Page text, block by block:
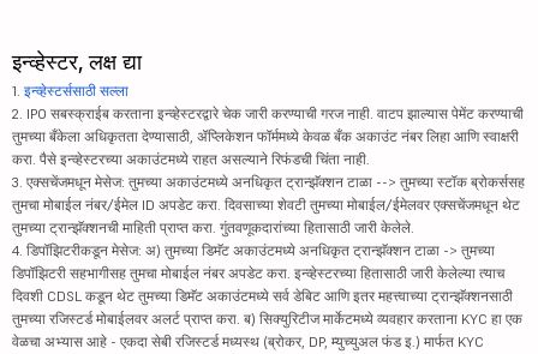
इन्व्हेस्टर, लक्ष द्या
1. इन्व्हेस्टर्ससाठी सल्ला
2. IPO सबस्क्राईब करताना इन्व्हेस्टरद्वारे चेक जारी करण्याची गरज नाही. वाटप झाल्यास पेमेंट करण्याची
तुमच्या बँकेला अधिकृतता देण्यासाठी, ॲप्लिकेशन फॉर्ममध्ये केवळ बँक अकाउंट नंबर लिहा आणि स्वाक्षरी
करा. पैसे इन्व्हेस्टरच्या अकाउंटमध्ये राहत असल्याने रिफंडची चिंता नाही.
3. एक्सचेंजमधून मेसेज: तुमच्या अकाउंटमध्ये अनधिकृत ट्रान्झॅक्शन टाळा --> तुमच्या स्टॉक ब्रोकर्ससह
तुमचा मोबाईल नंबर/ईमेल ID अपडेट करा. दिवसाच्या शेवटी तुमच्या मोबाईल/ईमेलवर एक्सचेंजमधून थेट
तुमच्या ट्रान्झॅक्शनची माहिती प्राप्त करा. गुंतवणूकदारांच्या हितासाठी जारी केलेले.
4. डिपॉझिटरीकडून मेसेज: अ) तुमच्या डिमॅट अकाउंटमध्ये अनधिकृत ट्रान्झॅक्शन टाळा -> तुमच्या
डिपॉझिटरी सहभागीसह तुमचा मोबाईल नंबर अपडेट करा. इन्व्हेस्टरच्या हितासाठी जारी केलेल्या त्याच
दिवशी CDSL कडून थेट तुमच्या डिमॅट अकाउंटमध्ये सर्व डेबिट आणि इतर महत्त्वाच्या ट्रान्झॅक्शनसाठी
तुमच्या रजिस्टर्ड मोबाईलवर अलर्ट प्राप्त करा. ब) सिक्युरिटीज मार्केटमध्ये व्यवहार करताना KYC हा एक
वेळचा अभ्यास आहे - एकदा सेबी रजिस्टर्ड मध्यस्थ (ब्रोकर, DP, म्युच्युअल फंड इ.) मार्फत KYC